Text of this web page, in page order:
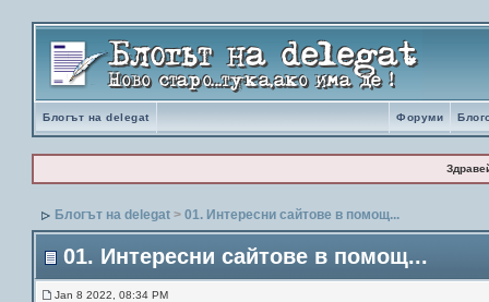
Блогът на delegat Форуми
Блогът на delegat >01. Интересни сайтове в помощ...
01. Интересни сайтове в помощ...
Jan 8 2022, 08:34 PM